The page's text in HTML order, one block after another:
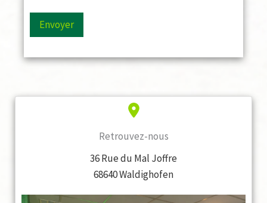
Envoyer
Retrouvez-nous
36 Rue du Mal Joffre
68640 Waldighofen